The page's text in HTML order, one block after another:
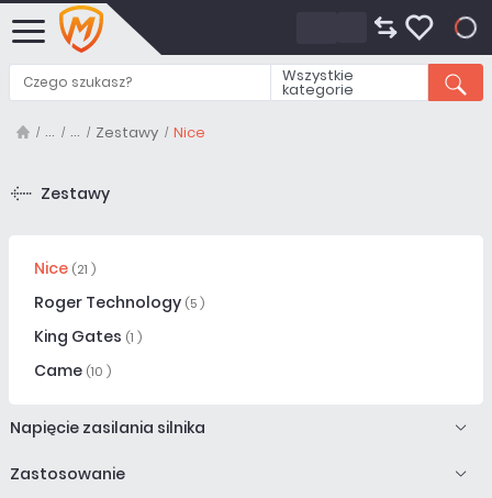
0
Wszystkie
kategorie
Zestawy Nice
Zestawy
Nice (21 )
Roger Technology (5 )
King Gates (1 )
Came (10 )
Napięcie zasilania silnika
Zastosowanie